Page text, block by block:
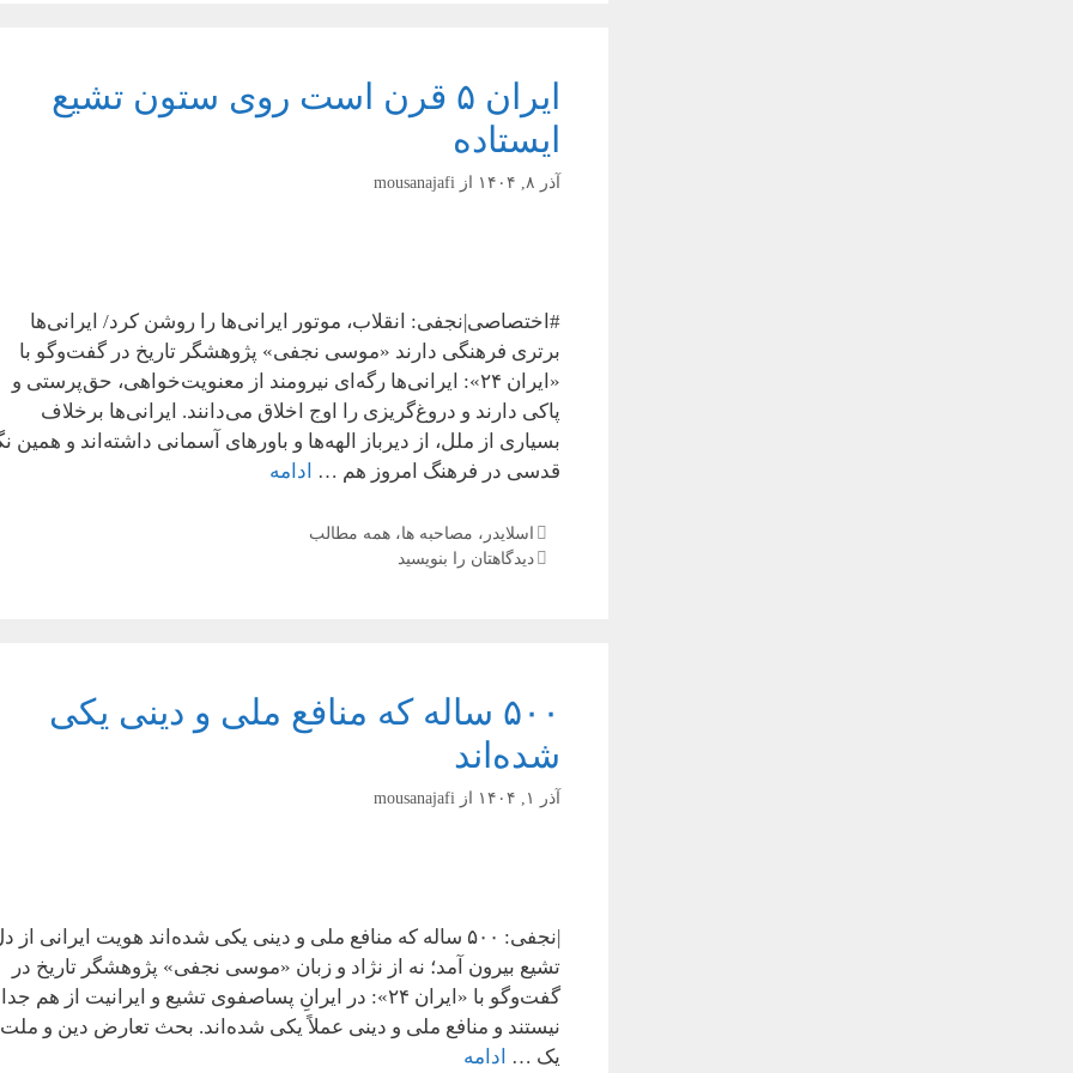
ایران ۵ قرن است روی ستون تشیع
ایستاده
آذر ۸, ۱۴۰۴ ازmousanajafi
#اختصاصی|نجفی: انقلاب، موتور ایرانی‌ها را روشن کرد/ ایرانی‌ها
برتری فرهنگی دارند «موسی نجفی» پژوهشگر تاریخ در گفت‌وگو با
«ایران ۲۴»: ایرانی‌ها رگه‌ای نیرومند از معنویت‌خواهی، حق‌پرستی و
پاکی دارند و دروغ‌گریزی را اوج اخلاق می‌دانند. ایرانی‌ها برخلاف
بسیاری از ملل، از دیرباز الهه‌ها و باورهای آسمانی داشته‌اند و همین
قدسی در فرهنگ امروز هم …
ادامه
دسته‌ها
اسلایدر ، مصاحبه ها، همه مطالب
دیدگاهتان را بنویسید
۵۰۰ ساله که منافع ملی و دینی یکی
شده‌اند
آذر ۱, ۱۴۰۴ ازmousanajafi
|نجفی: ۵۰۰ ساله که منافع ملی و دینی یکی شده‌اند هویت ایرانی از
تشیع بیرون آمد؛ نه از نژاد و زبان «موسی نجفی» پژوهشگر تاریخ در
گفت‌وگو با «ایران ۲۴»: در ایرانِ پساصفوی تشیع و ایرانیت از هم جدا
نیستند و منافع ملی و دینی عملاً یکی شده‌اند. بحث تعارض دین و
یک …
ادامه